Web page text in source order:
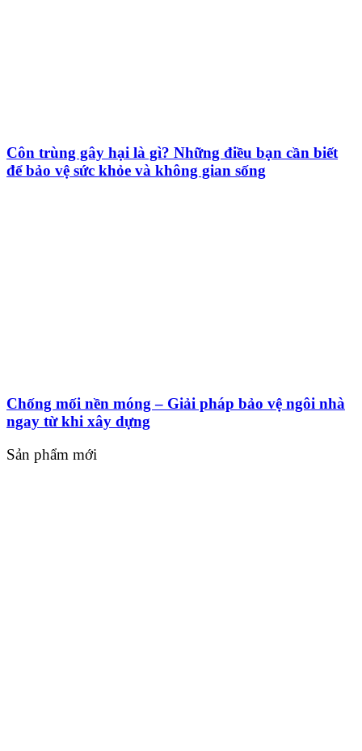
Côn trùng gây hại là gì? Những điều bạn cần biết
để bảo vệ sức khỏe và không gian sống
Chống mối nền móng – Giải pháp bảo vệ ngôi nhà
ngay từ khi xây dựng
Sản phẩm mới